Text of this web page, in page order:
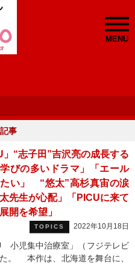
MENU
事
」“志子田”吉沢亮の成長する
びの多いドラマ」「エール
い」 “悠太”高杉真宙の涙
先生が心配」「PICUに来て
開を希望」
TOPICS 2022年10月18日
小児集中治療室」（フジテレビ
。 本作は、北海道を舞台に、